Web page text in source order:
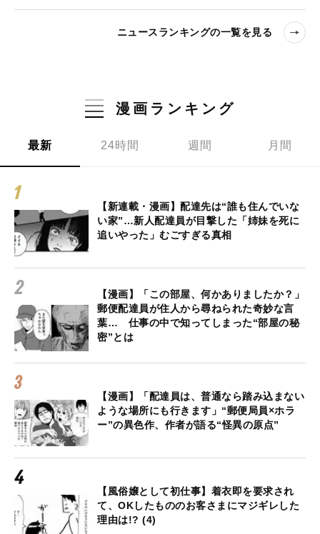
ニュースランキングの一覧を見る
漫画ランキング
最新 24時間 週間 月間
【新連載・漫画】配達先は“誰も住んでいな
い家”…新人配達員が目撃した「姉妹を死に
追いやった」むごすぎる真相
【漫画】「この部屋、何かありましたか？」
郵便配達員が住人から尋ねられた奇妙な言
葉… 仕事の中で知ってしまった“部屋の秘
密”とは
【漫画】「配達員は、普通なら踏み込まない
ような場所にも行きます」“郵便局員×ホラ
ー”の異色作、作者が語る“怪異の原点”
【風俗嬢として初仕事】着衣即を要求され
て、OKしたもののお客さまにマジギレした
理由は!? (4)